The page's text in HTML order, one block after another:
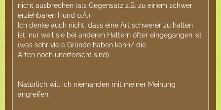
nicht ausbrechen (als Gegensatz z.B. zu einem schwer
erziehbaren Hund o.Ä.).
Ich denke auch nicht, dass eine Art schwerer zu halten
ist, nur weil sie bei anderen Haltern öfter eingegangen ist
(was sehr viele Gründe haben kann/ die
Arten noch unerforscht sind).
Natürlich will ich niemanden mit meiner Meinung
angreifen.